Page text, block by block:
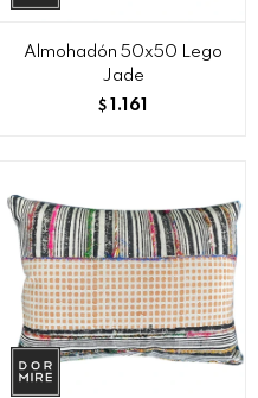
Almohadón 50x50 Lego
Jade
$ 1.161